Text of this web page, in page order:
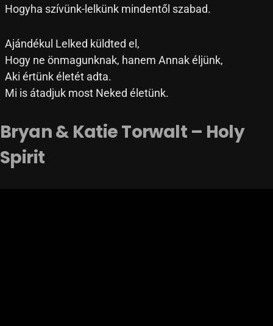
Hogyha szívünk-lelkünk mindentől szabad.
Ajándékul Lelked küldted el,
Hogy ne önmagunknak, hanem Annak éljünk,
Aki értünk életét adta.
Mi is átadjuk most Neked életünk.
Bryan & Katie Torwalt – Holy
Spirit